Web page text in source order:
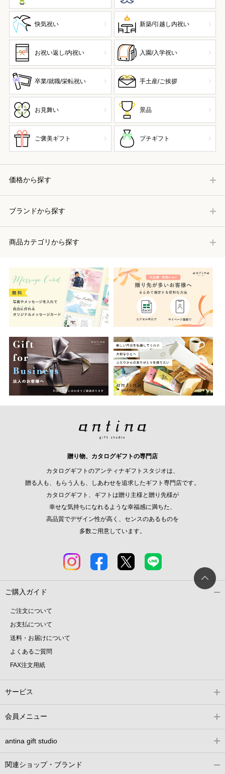
快気祝い 新築/引越し内祝い
お祝い返し/内祝い 入園/入学祝い
卒業/就職/栄転祝い 手土産/ご挨拶
お見舞い 景品
ご褒美ギフト プチギフト
価格から探す
ブランドから探す
商品カテゴリから探す
贈り物、カタログギフトの専門店
カタログギフトのアンティナギフトスタジオは、
贈る人も、もらう人も、しあわせを追求したギフト専門店です。
カタログギフト、ギフトは贈り主様と贈り先様が
幸せな気持ちになれるような幸福感に満ちた、
高品質でデザイン性が高く、センスのあるものを
多数ご用意しています。
ご購入ガイド
ご注文について
お支払について
送料・お届けについて
よくあるご質問
FAX注文用紙
サービス
会員メニュー
antina gift studio
関連ショップ・ブランド